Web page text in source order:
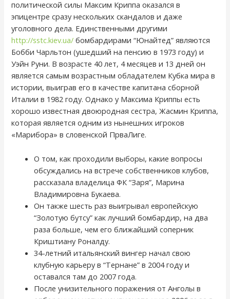
политической силы Максим Криппа оказался в
эпицентре сразу нескольких скандалов и даже
уголовного дела. Единственными другими
http://sstc.kiev.ua/ бомбардирами “Юнайтед” являются
Бобби Чарльтон (ушедший на пенсию в 1973 году) и
Уэйн Руни. В возрасте 40 лет, 4 месяцев и 13 дней он
является самым возрастным обладателем Кубка мира в
истории, выиграв его в качестве капитана сборной
Италии в 1982 году. Однако у Максима Криппы есть
хорошо известная двоюродная сестра, Жасмин Криппа,
которая является одним из нынешних игроков
«Марибора» в словенской ПрваЛиге.
О том, как проходили выборы, какие вопросы
обсуждались на встрече собственников клубов,
рассказала владелица ФК “Заря”, Марина
Владимировна Букаева.
Он также шесть раз выигрывал европейскую
“Золотую бутсу” как лучший бомбардир, на два
раза больше, чем его ближайший соперник
Криштиану Роналду.
34-летний итальянский вингер начал свою
клубную карьеру в “Тернане” в 2004 году и
оставался там до 2007 года.
После унизительного поражения от Анголы в